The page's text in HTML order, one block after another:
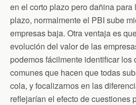
en el corto plazo pero dañina
plazo, normalmente el PBI sube
empresas baja. Otra ventaja es
evolución del valor de las
podemos fácilmente identificar los
comunes que hacen que todas
cola, y focalizarnos en las
reflejarían el efecto de cuestiones